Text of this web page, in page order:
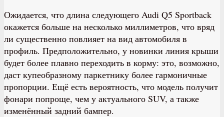
Ожидается, что длина следующего Audi Q5 Sportback
окажется больше на несколько миллиметров, что вряд
ли существенно повлияет на вид автомобиля в
профиль. Предположительно, у новинки линия крыши
будет более плавно переходить в корму: это, возможно,
даст купеобразному паркетнику более гармоничные
пропорции. Ещё есть вероятность, что модель получит
фонари попроще, чем у актуального SUV, а также
изменённый задний бампер.